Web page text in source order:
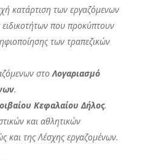
κατάρτιση των εργαζόμενων
ειδικοτήτων που προκύπτουν
των τραπεζικών
στοΛογαριασμό
.
Κεφαλαίου Δήλος.
και αθλητικών
και της Λέσχης εργαζομένων.